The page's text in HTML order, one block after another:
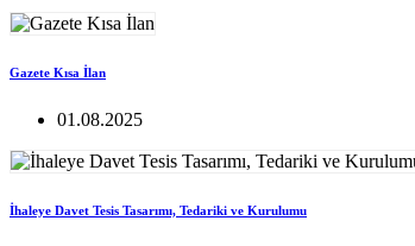
Gazete Kısa İlan
01.08.2025
İhaleye Davet Tesis Tasarımı, Tedariki ve Kurulumu